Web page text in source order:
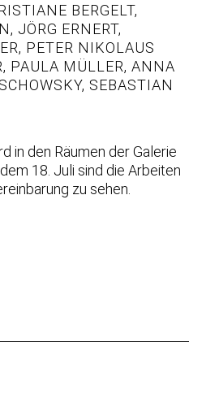
BERGELT,
, JÖRG ERNERT,
, PETER NIKOLAUS
, PAULA MÜLLER, ANNA
, SEBASTIAN
in den Räumen der Galerie
18. Juli sind die Arbeiten
zu sehen.